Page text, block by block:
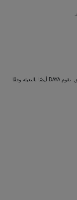
إغلاق العلبة بشريط لاصق. تقوم DAYA أيضًا بالتعبئة وفقًا